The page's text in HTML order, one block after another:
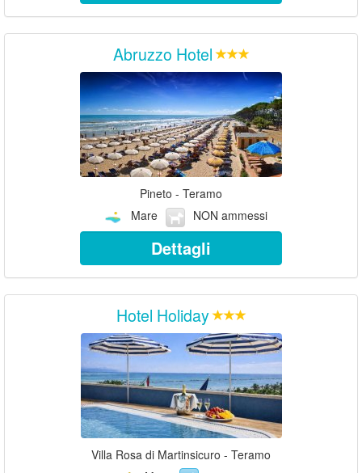
Abruzzo Hotel
Pineto - Teramo
Mare
NON ammessi
Dettagli
Hotel Holiday
Villa Rosa di Martinsicuro - Teramo